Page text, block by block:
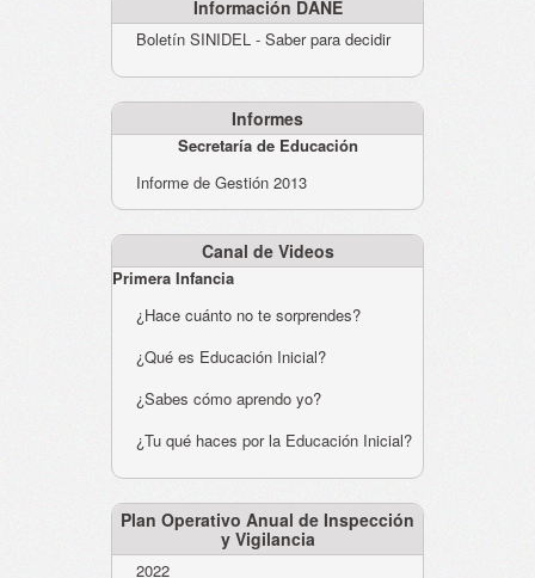
Información DANE
Boletín SINIDEL - Saber para decidir
Informes
Secretaría de Educación
Informe de Gestión 2013
Canal de Videos
Primera Infancia
¿Hace cuánto no te sorprendes?
¿Qué es Educación Inicial?
¿Sabes cómo aprendo yo?
¿Tu qué haces por la Educación Inicial?
Plan Operativo Anual de Inspección
y Vigilancia
2022